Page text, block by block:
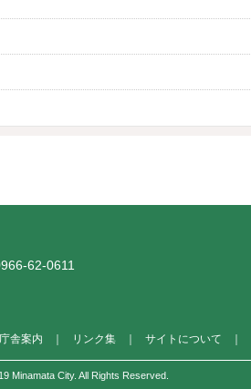
62-0611
庁舎案内 ｜ リンク集 ｜ サイトについて ｜
Minamata City. All Rights Reserved.